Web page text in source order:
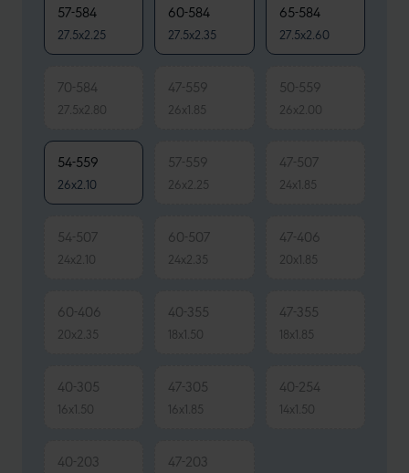
57-584
27.5x2.25
60-584
27.5x2.35
65-584
27.5x2.60
70-584
27.5x2.80
47-559
26x1.85
50-559
26x2.00
54-559
26x2.10
57-559
26x2.25
47-507
24x1.85
54-507
24x2.10
60-507
24x2.35
47-406
20x1.85
60-406
20x2.35
40-355
18x1.50
47-355
18x1.85
40-305
16x1.50
47-305
16x1.85
40-254
14x1.50
40-203 47-203